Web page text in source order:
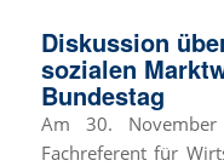
Diskussion
sozialen
Bundestag
Am 30.
Fachreferent für